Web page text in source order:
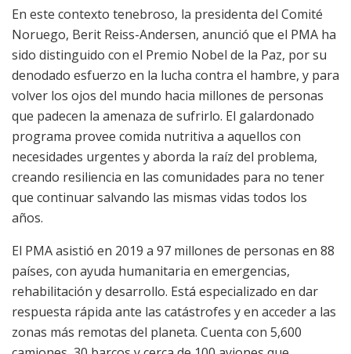
En este contexto tenebroso, la presidenta del Comité
Noruego, Berit Reiss-Andersen, anunció que el PMA ha
sido distinguido con el Premio Nobel de la Paz, por su
denodado esfuerzo en la lucha contra el hambre, y para
volver los ojos del mundo hacia millones de personas
que padecen la amenaza de sufrirlo. El galardonado
programa provee comida nutritiva a aquellos con
necesidades urgentes y aborda la raíz del problema,
creando resiliencia en las comunidades para no tener
que continuar salvando las mismas vidas todos los
años.
El PMA asistió en 2019 a 97 millones de personas en 88
países, con ayuda humanitaria en emergencias,
rehabilitación y desarrollo. Está especializado en dar
respuesta rápida ante las catástrofes y en acceder a las
zonas más remotas del planeta. Cuenta con 5,600